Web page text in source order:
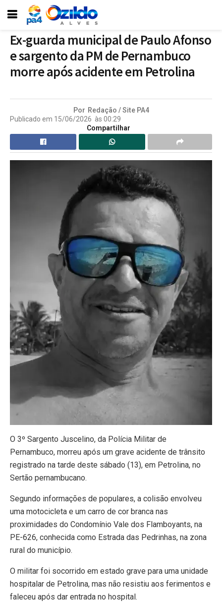
Ex-guarda municipal de Paulo Afonso
e sargento da PM de Pernambuco
morre após acidente em Petrolina
Por Redação / Site PA4
Publicado em 15/06/2026 às 00:29
Compartilhar
O 3º Sargento Juscelino, da Polícia Militar de
Pernambuco, morreu após um grave acidente de trânsito
registrado na tarde deste sábado (13), em Petrolina, no
Sertão pernambucano.
Segundo informações de populares, a colisão envolveu
uma motocicleta e um carro de cor branca nas
proximidades do Condomínio Vale dos Flamboyants, na
PE-626, conhecida como Estrada das Pedrinhas, na zona
rural do município.
O militar foi socorrido em estado grave para uma unidade
hospitalar de Petrolina, mas não resistiu aos ferimentos e
faleceu após dar entrada no hospital.